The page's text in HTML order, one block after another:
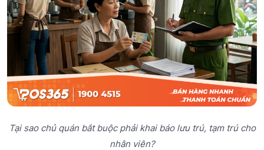
Tại sao chủ quán bắt buộc phải khai báo lưu trú, tạm trú cho
nhân viên?